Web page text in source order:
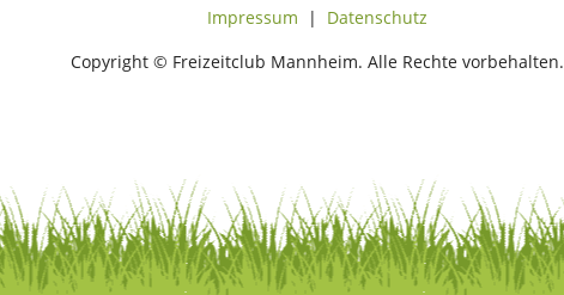
Impressum | Datenschutz
Copyright © Freizeitclub Mannheim. Alle Rechte vorbehalten.